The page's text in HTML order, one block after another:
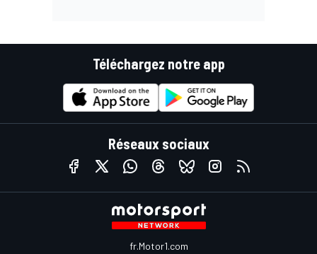
Téléchargez notre app
Réseaux sociaux
fr.Motor1.com